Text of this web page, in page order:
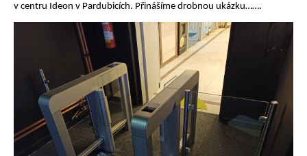
v centru Ideon v Pardubicích. Přinášíme drobnou ukázku…….